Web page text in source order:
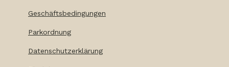
Geschäftsbedingungen
Parkordnung
Datenschutzerklärung